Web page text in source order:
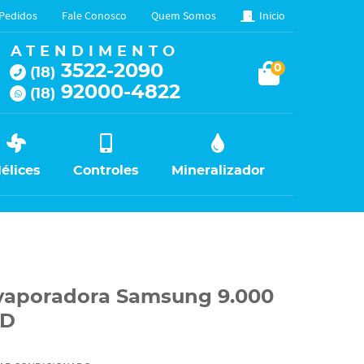
Fale Conosco Quem Somos Inicio
ATENDIMENTO
(18) 3522-2090
(18) 92000-4822
0
Controles Mineralizador
Samsung 9.000